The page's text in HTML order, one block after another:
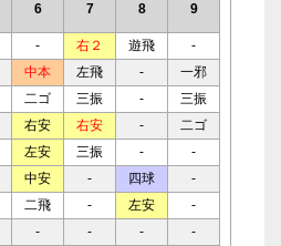
6 7 8 9
- 右２ 遊飛
-
中本 左飛 -
一邪
二ゴ 三振 -
三振
右安 右安 -
二ゴ
左安 三振 -
-
中安 - 四球
-
二飛 - 左安
-
- - -
-